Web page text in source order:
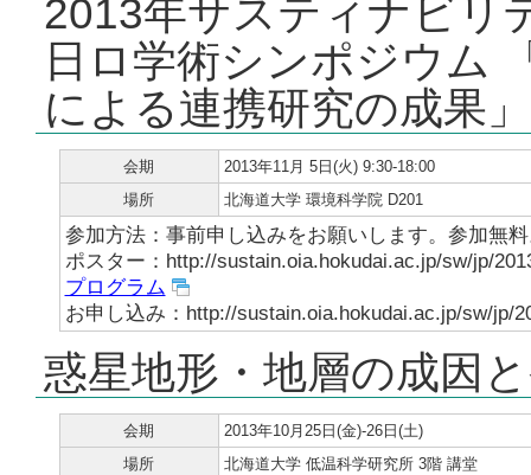
2013年サスティナビリ
日ロ学術シンポジウム
による連携研究の成果」
会期
2013年11月 5日(火) 9:30-18:00
場所
北海道大学 環境科学院 D201
参加方法：事前申し込みをお願いします。参加無
ポスター：http://sustain.oia.hokudai.ac.jp/sw/jp/
プログラム
お申し込み：http://sustain.oia.hokudai.ac.jp/sw/jp/
惑星地形・地層の成因
会期
2013年10月25日(金)-26日(土)
場所
北海道大学 低温科学研究所 3階 講堂